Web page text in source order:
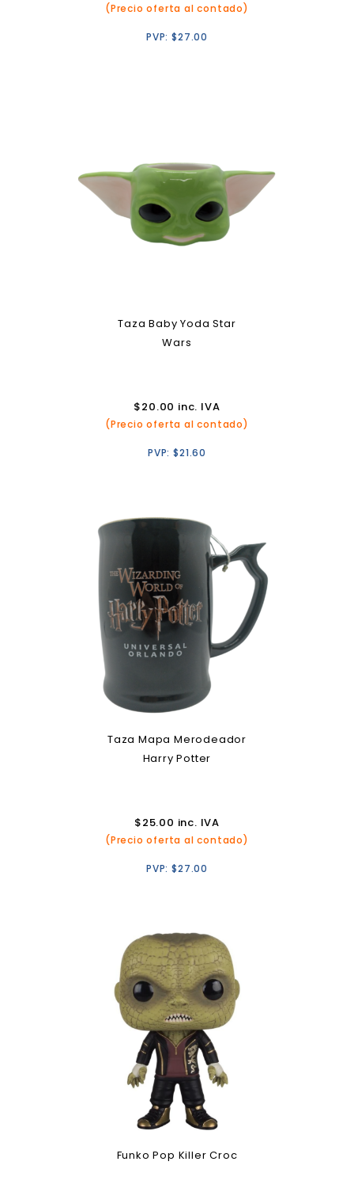
(Precio oferta al contado)
PVP:$27.00
Taza Baby Yoda Star
Wars
$20.00 inc. IVA
(Precio oferta al contado)
PVP:$21.60
Taza Mapa Merodeador
Harry Potter
$25.00 inc. IVA
(Precio oferta al contado)
PVP:$27.00
Funko Pop Killer Croc